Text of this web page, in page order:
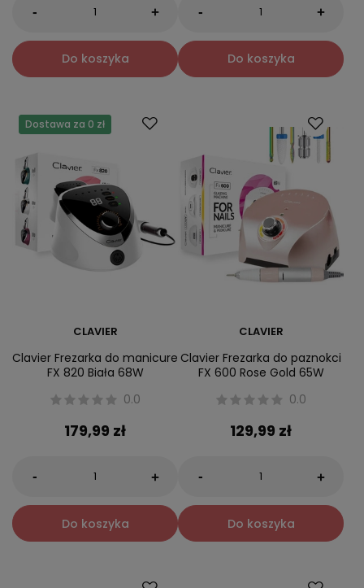
- +
Do koszyka
- +
Do koszyka
Dostawa za 0 zł
CLAVIER
Clavier Frezarka do manicure
FX 820 Biała 68W
0.0
179,99 zł
- +
Do koszyka
CLAVIER
Clavier Frezarka do paznokci
FX 600 Rose Gold 65W
0.0
129,99 zł
- +
Do koszyka